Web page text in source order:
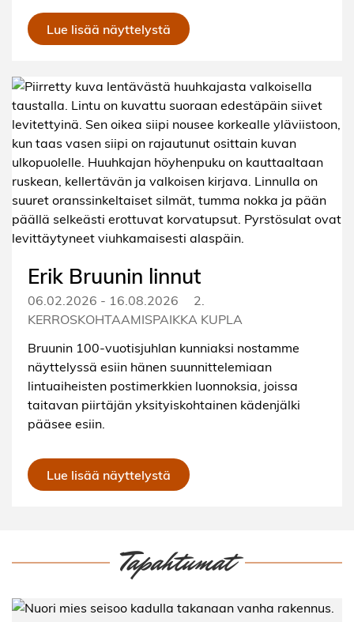
Lue lisää näyttelystä
Erik Bruunin linnut
06.02.2026 - 16.08.2026
2.
KERROSKOHTAAMISPAIKKA KUPLA
Bruunin 100-vuotisjuhlan kunniaksi nostamme
näyttelyssä esiin hänen suunnittelemiaan
lintuaiheisten postimerkkien luonnoksia, joissa
taitavan piirtäjän yksityiskohtainen kädenjälki
pääsee esiin.
Lue lisää näyttelystä
Tapahtumat